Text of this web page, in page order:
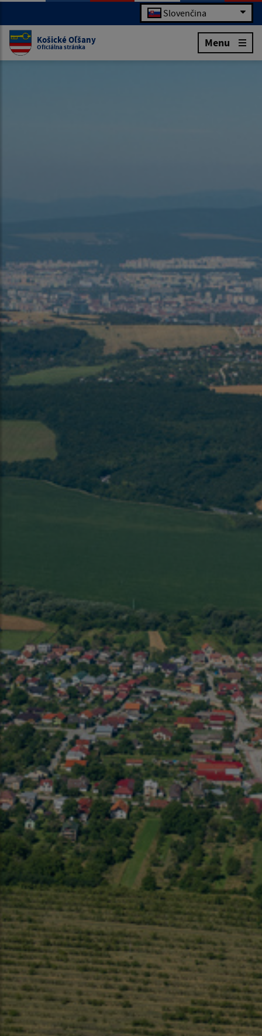
Slovenčina
Košické Oľšany
Oficiálna stránka Menu